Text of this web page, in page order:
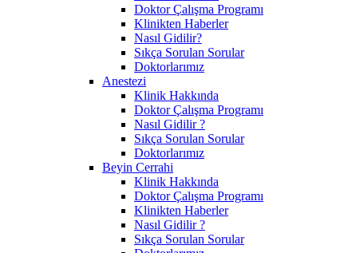
Doktor Çalışma Programı
Klinikten Haberler
Nasıl Gidilir?
Sıkça Sorulan Sorular
Doktorlarımız
Anestezi
Klinik Hakkında
Doktor Çalışma Programı
Nasıl Gidilir ?
Sıkça Sorulan Sorular
Doktorlarımız
Beyin Cerrahi
Klinik Hakkında
Doktor Çalışma Programı
Klinikten Haberler
Nasıl Gidilir ?
Sıkça Sorulan Sorular